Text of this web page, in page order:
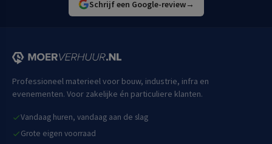
Schrijf een Google-review→
Professioneel materieel voor bouw, industrie, infra en
evenementen. Voor zakelijke én particuliere klanten.
Vandaag huren, vandaag aan de slag
Grote eigen voorraad